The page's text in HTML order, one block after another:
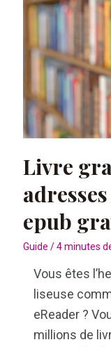
que
vous
devez
savoir
Livre
epub
Guide /4 minutes
Vous êtes
liseuse
eReader ?
millions de